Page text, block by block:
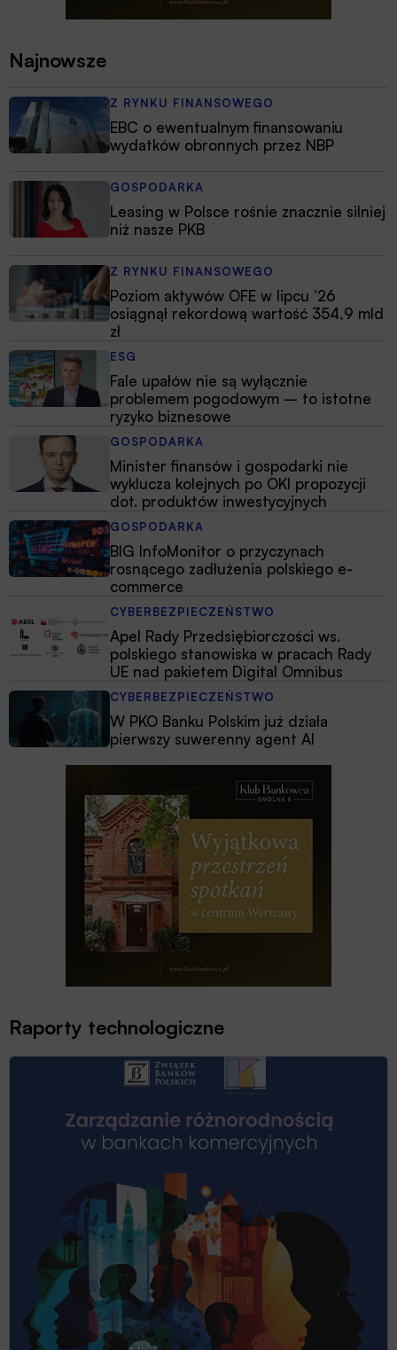
Najnowsze
Z RYNKU FINANSOWEGO
EBC o ewentualnym finansowaniu
wydatków obronnych przez NBP
GOSPODARKA
Leasing w Polsce rośnie znacznie silniej
niż nasze PKB
Z RYNKU FINANSOWEGO
Poziom aktywów OFE w lipcu ’26
osiągnął rekordową wartość 354,9 mld
zł
ESG
Fale upałów nie są wyłącznie
problemem pogodowym – to istotne
ryzyko biznesowe
GOSPODARKA
Minister finansów i gospodarki nie
wyklucza kolejnych po OKI propozycji
dot. produktów inwestycyjnych
GOSPODARKA
BIG InfoMonitor o przyczynach
rosnącego zadłużenia polskiego e-
commerce
CYBERBEZPIECZEŃSTWO
Apel Rady Przedsiębiorczości ws.
polskiego stanowiska w pracach Rady
UE nad pakietem Digital Omnibus
CYBERBEZPIECZEŃSTWO
W PKO Banku Polskim już działa
pierwszy suwerenny agent AI
Raporty technologiczne